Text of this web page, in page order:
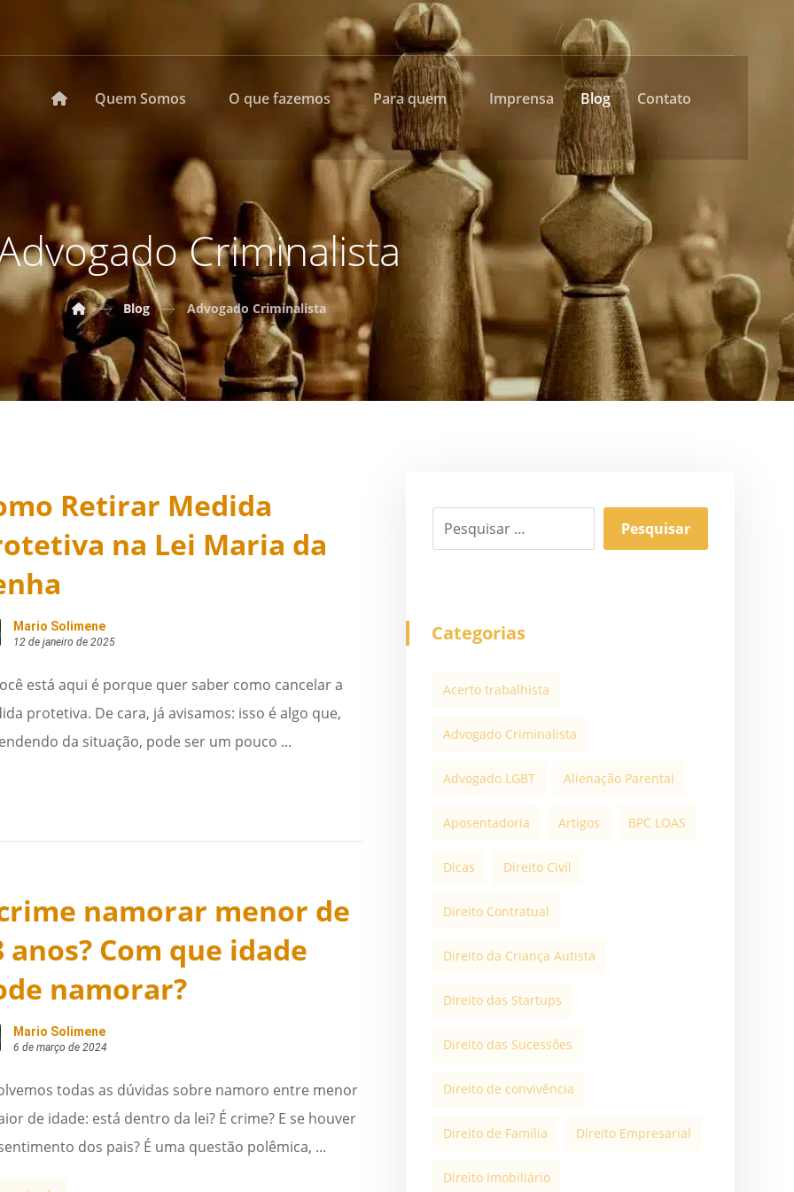
Quem Somos O que fazemos Para quem Imprensa Blog Contato
Criminalista
Blog Advogado Criminalista
Retirar Medida
na Lei Maria da
Mario Solimene
12 de janeiro de 2025
está aqui é porque quer saber como cancelar a
protetiva. De cara, já avisamos: isso é algo que,
da situação, pode ser um pouco ...
namorar menor de
anos? Com que idade
namorar?
Mario Solimene
6 de março de 2024
todas as dúvidas sobre namoro entre menor
de idade: está dentro da lei? É crime? E se houver
dos pais? É uma questão polêmica, ...
Categorias
Acerto trabalhista
Advogado Criminalista
Advogado LGBT Alienação Parental
Aposentadoria Artigos BPC LOAS
Dicas Direito Civil
Direito Contratual
Direito da Criança Autista
DIreito das Startups
Direito das Sucessões
Direito de convivência
Direito de Família Direito Empresarial
Direito Imobiliário